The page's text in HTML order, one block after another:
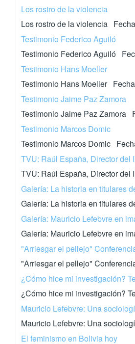
Los rostro de la violencia
Los rostro de la violencia
Testimonio Federico Aguiló
Testimonio Federico Aguiló
Testimonio Hans Moeller
Testimonio Hans Moeller
Testimonio Jaime Paz Zamora
Testimonio Jaime Paz Zamora
Testimonio Marcos Domic
Testimonio Marcos Domic
TVU: Raúl España, Director del
TVU: Raúl España, Director
Galería: La historia en titulares
Galería: La historia en titulares
Galería: Mauricio Lefebvre en
Galería: Mauricio Lefebvre en
"Arriesgar el pellejo"
"Arriesgar el pellejo"
¿Cómo hice mi investigación?
¿Cómo hice mi investigación?
Mauricio Lefebvre: Una
Mauricio Lefebvre: Una
El feminismo en Bolivia hoy